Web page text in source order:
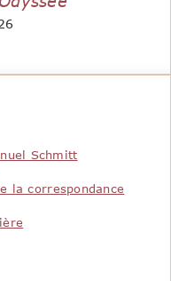
Schmitt
la correspondance